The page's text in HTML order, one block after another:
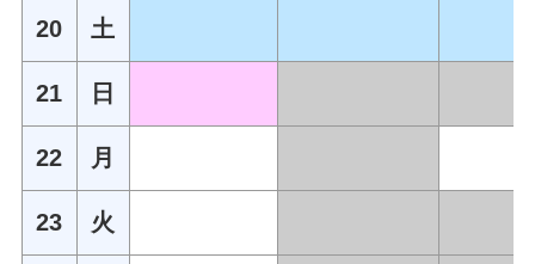
20 土
21 日
22 月
23 火